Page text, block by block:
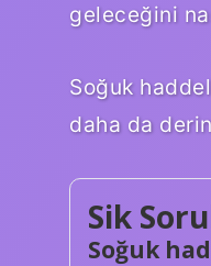
geleceğini
Soğuk
daha da
Sik
Soğuk